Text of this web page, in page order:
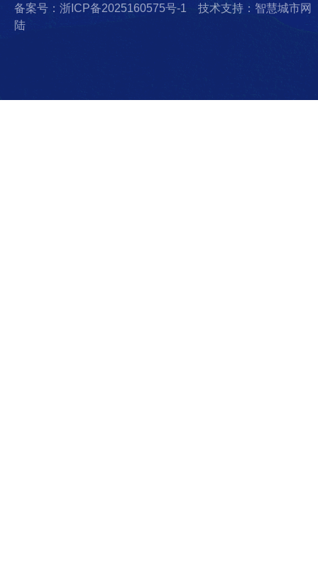
备案号：浙ICP备2025160575号-1
技术支持：智慧城市网
陆